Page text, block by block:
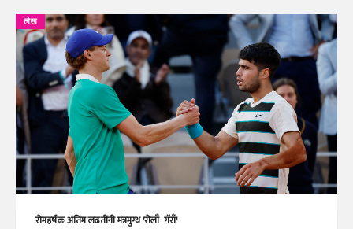
लेख
रोमहर्षक अंतिम लढतींनी मंत्रमुग्ध 'रोलाँ गॅराँ'